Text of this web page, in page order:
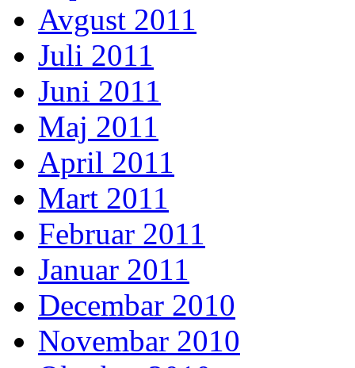
Avgust 2011
Juli 2011
Juni 2011
Maj 2011
April 2011
Mart 2011
Februar 2011
Januar 2011
Decembar 2010
Novembar 2010